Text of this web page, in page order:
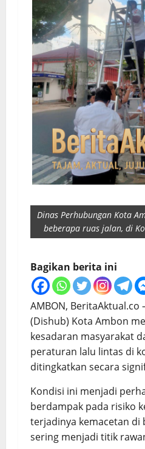
Dinas Perhubungan Kota
beberapa ruas jalan, di
Bagikan berita ini
AMBON, BeritaAktual.co
(Dishub) Kota Ambon
kesadaran masyarakat
peraturan lalu lintas di
ditingkatkan secara
Kondisi ini menjadi
berdampak pada risiko
terjadinya kemacetan di
sering menjadi titik